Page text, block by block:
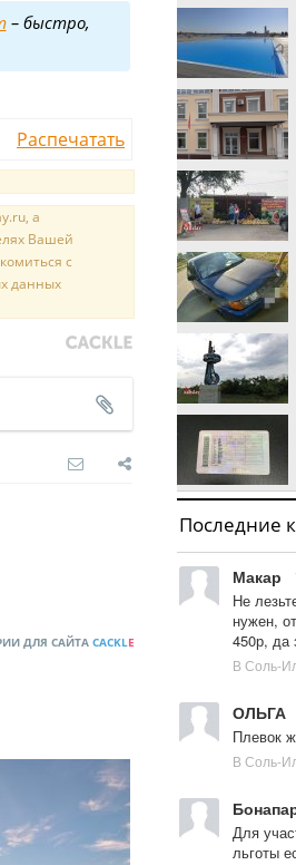
– быстро,
Распечатать
а
Вашей
с
данных
ДЛЯ САЙТА CACKLE
Последние
Макар
Не
нужен,
450р, да
ОЛЬГА
Плевок
Для
льготы